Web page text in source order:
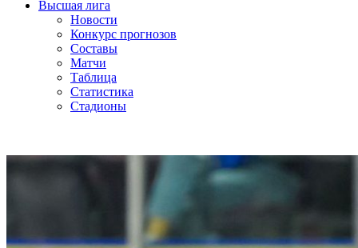
Высшая лига
Новости
Конкурс прогнозов
Составы
Матчи
Таблица
Статистика
Стадионы